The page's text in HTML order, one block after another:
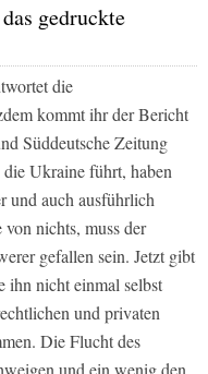
gedruckte
die
kommt ihr der Bericht
Süddeutsche Zeitung
Ukraine führt, haben
und auch ausführlich
nichts, muss der
gefallen sein. Jetzt gibt
ihn nicht einmal selbst
und privaten
Die Flucht des
und ein wenig den